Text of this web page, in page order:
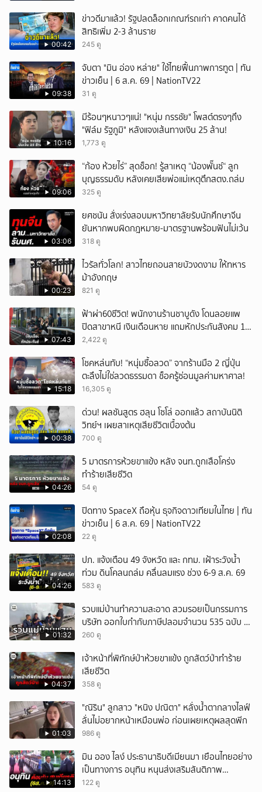
00:42
ข่าวดีมาแล้ว! รัฐปลดล็อกเกณฑ์รถเก่า คาดคนได้
สิทธิเพิ่ม 2-3 ล้านราย
245 ดู
09:38
จับตา "มิน อ่อง หล่าย" ใช้ไทยฟื้นภาพการทูต | ทัน
ข่าวเย็น | 6 ส.ค. 69 | NationTV22
31 ดู
10:16
มีร้อนๆหนาวๆแน่! "หนุ่ม กรรชัย" โพสต์ตรงๆถึง
"ฟิล์ม รัฐภูมิ" หลังแจงเส้นทางเงิน 25 ล้าน!
1,773 ดู
09:06
“ก้อง ห้วยไร่” สุดช็อก! รู้สาเหตุ “น้องพั๊นซ์“ ลูก
บุญธรรมดับ หลังเคยเสียพ่อแม่เหตุตึกสตง.ถล่ม
325 ดู
03:06
ยศชนัน สั่งเร่งสอบมหาวิทยาลัยรับนักศึกษาจีน
ยันหากพบผิดกฎหมาย-มาตรฐานพร้อมฟันไม่เว้น
318 ดู
00:23
ไวรัลทั่วโลก! สาวไทยถอนสายบัวงดงาม ให้ทหาร
ม้าอังกฤษ
821 ดู
07:43
ฟ้าผ่า60ชีวิต! พนักงานร้านชาบูดัง โดนลอยแพ
ปิดสาขาหนี เงินเดือนหาย แถมหักประกันสังคม 11
เดือนแต่ไม่ส่ง?
2,422 ดู
15:18
โชคหล่นทับ! “หนุ่มซื้อลวด” จากร้านมือ 2 ญี่ปุ่น
ตะลึงไม่ใช่ลวดธรรมดา ช็อครู้ซ่อนมูลค่ามหาศาล!
16,305 ดู
00:38
ด่วน! ผลชันสูตร ฮลุน โซโล่ ออกแล้ว สถาบันนิติ
วิทย์ฯ เผยสาเหตุเสียชีวิตเบื้องต้น
700 ดู
04:26
5 มาตรการห้วยขาแข้ง หลัง จนท.ถูกเสือโคร่ง
ทำร้ายเสียชีวิต
54 ดู
02:08
ปิดทาง SpaceX ถือหุ้น ธุจกิจดาวเทียมในไทย | ทัน
ข่าวเย็น | 6 ส.ค. 69 | NationTV22
22 ดู
04:26
ปภ. แจ้งเตือน 49 จังหวัด และ กทม. เฝ้าระวังน้ำ
ท่วม ดินโคลนถล่ม คลื่นลมแรง ช่วง 6-9 ส.ค. 69
583 ดู
01:32
รวบแม่บ้านทำความสะอาด สวมรอยเป็นกรรมการ
บริษัท ออกใบกำกับภาษีปลอมจำนวน 535 ฉบับ รัฐ
เสียหายกว่า 129 ล้านบาท
260 ดู
04:37
เจ้าหน้าที่พิทักษ์ป่าห้วยขาแข้ง ถูกสัตว์ป่าทำร้าย
เสียชีวิต
358 ดู
01:03
"ณิริน" ลูกสาว "หนิง ปณิตา" หลั่งน้ำตากลางไลฟ์
ลั่นไม่อยากหน้าเหมือนพ่อ ก่อนเผยเหตุผลสุดพีก
986 ดู
14:13
มิน ออง ไลง์ ประธานาธิบดีเมียนมา เยือนไทยอย่าง
เป็นทางการ อนุทิน หนุนส่งเสริมสันติภาพ
เสถียรภาพชายแดน
122 ดู